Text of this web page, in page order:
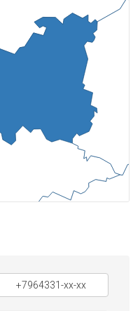
+7964331-xx-xx